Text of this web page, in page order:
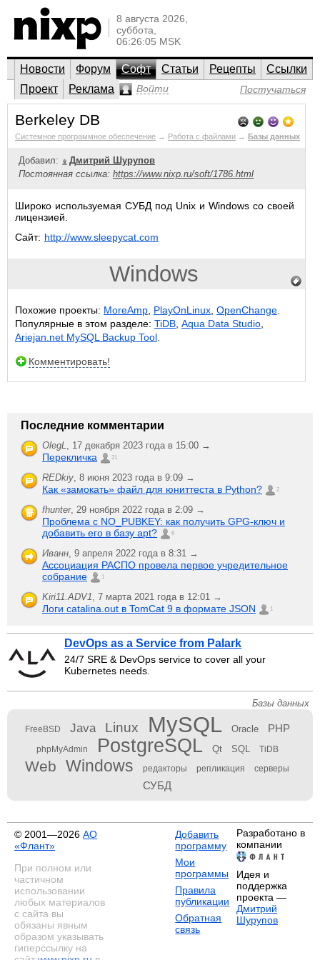
8 августа 2026,
суббота,
06:26:05 MSK
Новости Форум Софт Статьи Рецепты
Ссылки
Проект
Реклама Войти Постучаться
Berkeley DB
Системное программное обеспечение → Работа с файлами → Базы данных
Добавил:
Дмитрий Шурупов
Постоянная ссылка: https://www.nixp.ru/soft/1786.html
Широко используемая СУБД под Unix и Windows со своей
лицензией.
Сайт: http://www.sleepycat.com
Windows
Похожие проекты: MoreAmp PlayOnLinux OpenChange
Популярные в этом разделе: TiDB Aqua Data Studio
Ariejan.net MySQL Backup Tool
Комментировать!
Последние комментарии
OlegL, 17 декабря 2023 года в 15:00 →
Перекличка 21
REDkiy, 8 июня 2023 года в 9:09 →
Как «замокать» файл для юниттеста в Python? 2
fhunter, 29 ноября 2022 года в 2:09 →
Проблема с NO_PUBKEY: как получить GPG-ключ и
добавить его в базу apt?
6
Иванн, 9 апреля 2022 года в 8:31 →
Ассоциация РАСПО провела первое учредительное
собрание
1
Kiri11.ADV1, 7 марта 2021 года в 12:01 →
Логи catalina.out в TomCat 9 в формате JSON 1
DevOps as a Service from Palark
24/7 SRE & DevOps service to cover all your
Kubernetes needs.
Базы данных
FreeBSD Java Linux MySQL Oracle PHP
phpMyAdmin PostgreSQL Qt SQL TiDB
Web Windows редакторы репликация серверы
СУБД
© 2001—2026 АО
«Флант»
При полном или
частичном
использовании
любых материалов
с сайта вы
обязаны явным
образом указывать
гиперссылку на
Добавить
программу
Мои
программы
Правила
публикации
Обратная
связь
Разработано в
компании
Идея и
поддержка
проекта —
Дмитрий
Шурупов